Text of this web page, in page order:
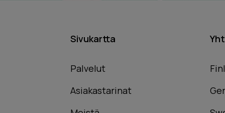
Sivukartta
Palvelut
Asiakastarinat